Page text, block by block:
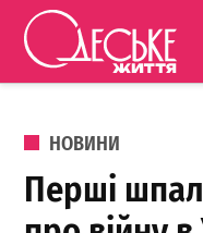
Перейти до вмісту
ОПУБЛІКОВАНО В
НОВИНИ
Перші